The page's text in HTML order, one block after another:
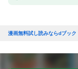
漫画無料試し読みならdブック